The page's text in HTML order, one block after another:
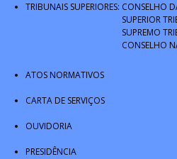
TRIBUNAIS SUPERIORES: CONSELHO
SUPERIOR
SUPREMO
CONSELHO
ATOS NORMATIVOS
CARTA DE SERVIÇOS
OUVIDORIA
PRESIDÊNCIA